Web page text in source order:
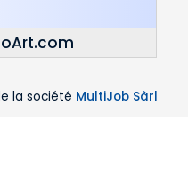
la société MultiJob Sàrl